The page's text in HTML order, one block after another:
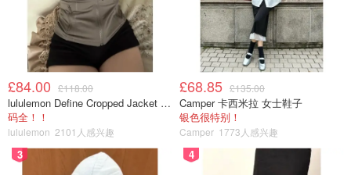
£84.00 £118.00
lululemon Define Cropped Jacket Nulu 短款夹克
码全！！
lululemon 2101人感兴趣
£68.85 £135.00
Camper 卡西米拉 女士鞋子
银色很特别！
Camper 1773人感兴趣
3 4